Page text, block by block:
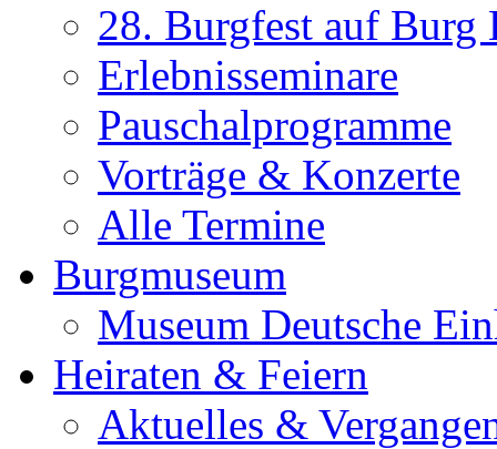
28. Burgfest auf Burg
Erlebnisseminare
Pauschalprogramme
Vorträge & Konzerte
Alle Termine
Burgmuseum
Museum Deutsche
Heiraten & Feiern
Aktuelles &